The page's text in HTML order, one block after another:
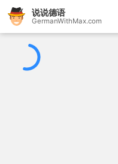
说说德语
GermanWithMax.com